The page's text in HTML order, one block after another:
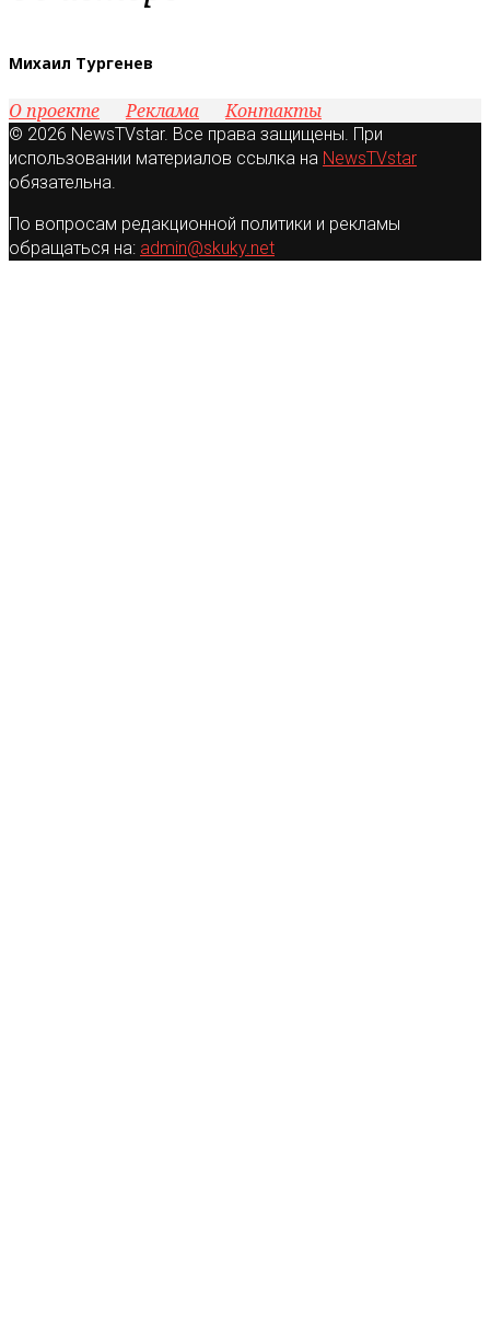
Михаил Тургенев
О проекте Реклама Контакты
© 2026 NewsTVstar. Все права защищены. При
использовании материалов ссылка на NewsTVstar
обязательна.
По вопросам редакционной политики и рекламы
обращаться на: admin@skuky.net